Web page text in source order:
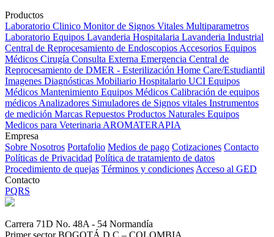
Productos
Laboratorio Clinico Monitor de Signos Vitales Multiparametros
Laboratorio Equipos Lavanderia Hospitalaria Lavanderia Industrial
Central de Reprocesamiento de Endoscopios Accesorios Equipos
Médicos Cirugía Consulta Externa Emergencia Central de
Reprocesamiento de DMER - Esterilización Home Care/Estudiantil
Imagenes Diagnósticas Mobiliario Hospitalario UCI Equipos
Médicos Mantenimiento Equipos Médicos Calibración de equipos
médicos Analizadores Simuladores de Signos vitales Instrumentos
de medición Marcas Repuestos Productos Naturales Equipos
Medicos para Veterinaria AROMATERAPIA
Empresa
Sobre Nosotros Portafolio Medios de pago Cotizaciones Contacto
Políticas de Privacidad Política de tratamiento de datos
Procedimiento de quejas Términos y condiciones Acceso al GED
Contacto
PQRS
Carrera 71D No. 48A - 54 Normandía
Primer sector BOGOTÁ D.C – COLOMBIA